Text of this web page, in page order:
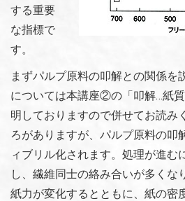
する重要
な指標で
す。
まずパルプ原料の叩解との関係を
については本講座②の「叩解…紙
明しておりますので併せてお読み
ろがありますが、パルプ原料の叩
ィブリル化されます。処理が進む
し、繊維同士の絡み合いが多くな
紙力が変化するとともに、紙の密